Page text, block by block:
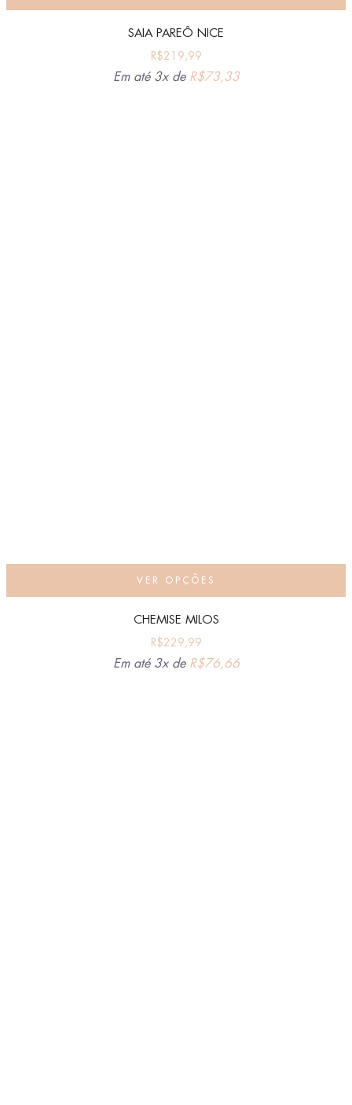
SAIA PAREÔ NICE
R$219,99
Em até 3x de R$73,33
VER OPÇÕES
CHEMISE MILOS
R$229,99
Em até 3x de R$76,66